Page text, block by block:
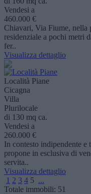
Vendesi a
460.000 €
Chiavari, Via Fiume, nella
residenziale a pochi metri
fer..
Visualizza dettaglio
Località Piane
Cicagna
Villa
Plurilocale
di 130 mq ca.
Vendesi a
260.000 €
In contesto indipendente
propone in esclusiva di
servita..
Visualizza dettaglio
1 2 3 4 5 ...
Totale immobili: 51